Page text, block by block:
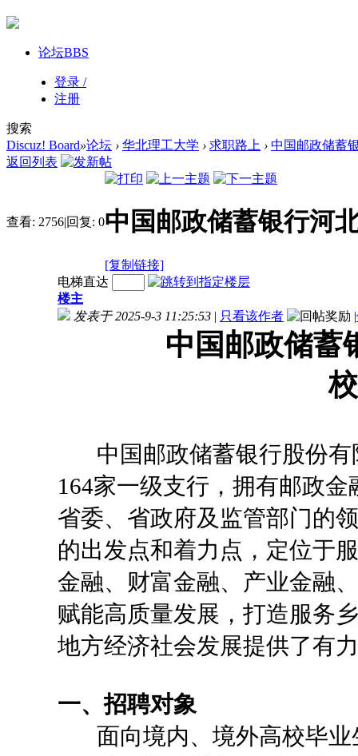
论坛BBS
登录 /
注册
搜索
Discuz! Board»论坛 › 华北理工大学 › 求职路上 › 中国邮政储蓄
返回列表
查看: 2756|回复: 0中国邮政储蓄银行河
[复制链接]
电梯直达
楼主
发表于 2025-9-3 11:25:53 | 只看该作者 |
中国邮政储蓄
中国邮政储蓄银行股份有
164家一级支行，拥有邮政
省委、省政府及监管部门的
的出发点和着力点，定位于
金融、财富金融、产业金融
赋能高质量发展，打造服务
地方经济社会发展提供了有
一、招聘对象
面向境内、境外高校毕业